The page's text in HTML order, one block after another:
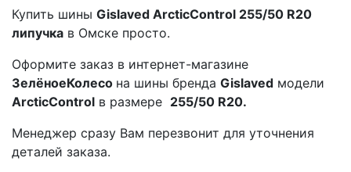
Купить шины Gislaved ArcticControl 255/50 R20
липучка в Омске просто.
Оформите заказ в интернет-магазине
ЗелёноеКолесо на шины бренда Gislaved модели
ArcticControl в размере 255/50 R20.
Менеджер сразу Вам перезвонит для уточнения
деталей заказа.